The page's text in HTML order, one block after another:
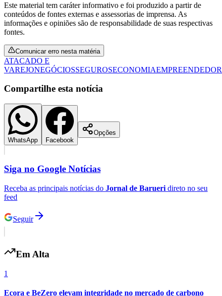
Botafogo
Este material tem caráter informativo e foi produzido a partir de
conteúdos de fontes externas e assessorias de imprensa. As
informações e opiniões são de responsabilidade de suas respectivas
fontes.
Comunicar erro nesta matéria
ATACADO E
VAREJONEGÓCIOSSEGUROSECONOMIA
Compartilhe esta notícia
WhatsApp Facebook
Opções
Siga no Google Notícias
Receba as principais notícias do Jornal de Barueri direto no seu
feed
Seguir
Em Alta
1
Ecora e BeZero elevam integridade no mercado de carbono